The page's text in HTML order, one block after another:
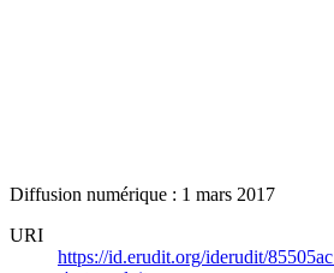
Diffusion numérique : 1 mars 2017
URI
https://id.erudit.org/iderudit/85505ac